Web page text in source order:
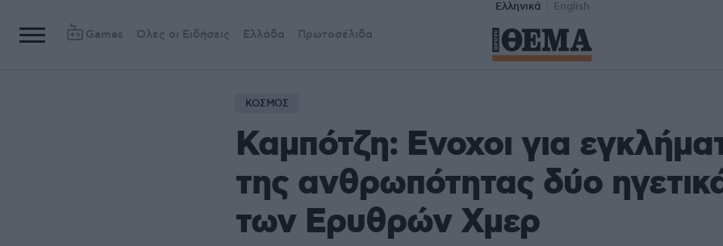
Ελληνικά English
Games Όλες οι Ειδήσεις Ελλάδα Πρωτοσέλιδα
ΚΟΣΜΟΣ
Καμπότζη: Ενοχοι για
της ανθρωπότητας δύο
των Ερυθρών Χμερ